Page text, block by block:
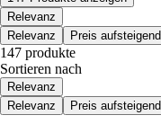
Relevanz
Relevanz
Preis aufsteigend
147 produkte
Sortieren nach
Relevanz
Relevanz
Preis aufsteigend